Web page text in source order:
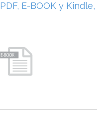
PDF, E-BOOK y Kindle,